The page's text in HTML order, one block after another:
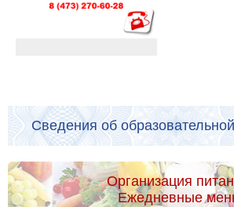
Сведения об
Организация
Ежедневные